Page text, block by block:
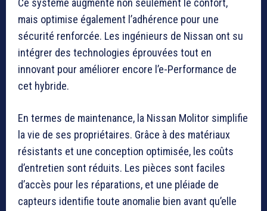
Ce système augmente non seulement le confort,
mais optimise également l’adhérence pour une
sécurité renforcée. Les ingénieurs de Nissan ont su
intégrer des technologies éprouvées tout en
innovant pour améliorer encore l’e-Performance de
cet hybride.
En termes de maintenance, la Nissan Molitor simplifie
la vie de ses propriétaires. Grâce à des matériaux
résistants et une conception optimisée, les coûts
d’entretien sont réduits. Les pièces sont faciles
d’accès pour les réparations, et une pléiade de
capteurs identifie toute anomalie bien avant qu’elle